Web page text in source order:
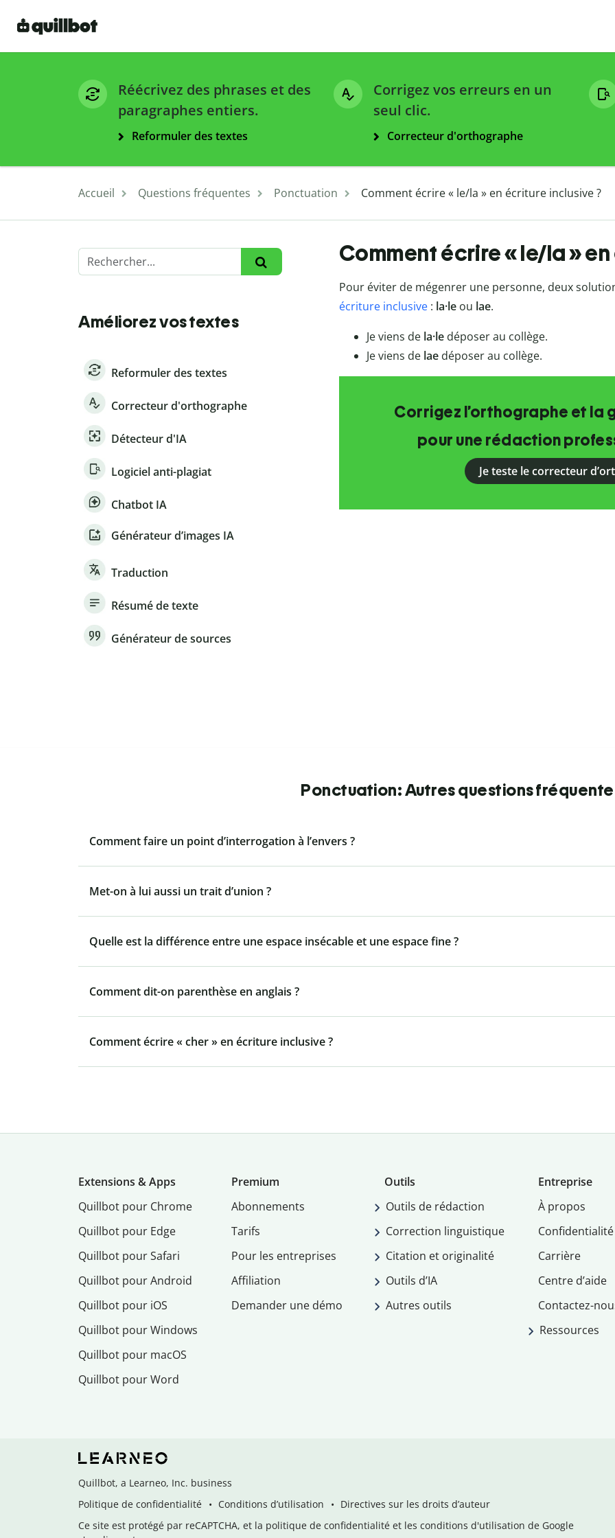
Réécrivez des phrases et des
paragraphes entiers.
Reformuler des textes
Corrigez vos erreurs en un
seul clic.
Correcteur d'orthographe
Accueil Questions fréquentes Ponctuation Comment écrire « le/la » en écriture inclusive ?
Améliorez vos textes
Reformuler des textes
Correcteur d'orthographe
Détecteur d'IA
Logiciel anti-plagiat
Chatbot IA
Générateur d’images IA
Traduction
Résumé de texte
Générateur de sources
Comment écrire « le/la »
Pour éviter de mégenrer une personne, deux
écriture inclusive: la·leou lae.
Je viens de la·ledéposer au collège.
Je viens de laedéposer au collège.
Corrigez l’orthographe et la
pour une rédaction
Je teste le correcteur
Ponctuation: Autres questions
Comment faire un point d’interrogation à l’envers ?
Met-on à lui aussi un trait d’union ?
Quelle est la différence entre une espace insécable et une espace fine ?
Comment dit-on parenthèse en anglais ?
Comment écrire « cher » en écriture inclusive ?
Extensions & Apps
Quillbot pour Chrome
Quillbot pour Edge
Quillbot pour Safari
Quillbot pour Android
Quillbot pour iOS
Quillbot pour Windows
Quillbot pour macOS
Quillbot pour Word
Premium
Abonnements
Tarifs
Pour les entreprises
Affiliation
Demander une démo
Outils
Outils de rédaction
Correction linguistique
Citation et originalité
Outils d’IA
Autres outils
Entreprise
À propos
Confidentialité
Carrière
Centre d’aide
Contactez-
Ressources
Quillbot, a Learneo, Inc. business
Politique de confidentialité
Conditions d’utilisation
Directives sur les droits d’auteur
Ce site est protégé par reCAPTCHA, et la politique de confidentialité et les conditions d'utilisation de Google